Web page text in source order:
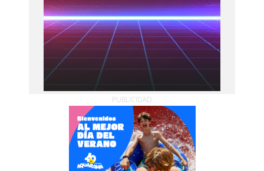
PUBLICIDAD